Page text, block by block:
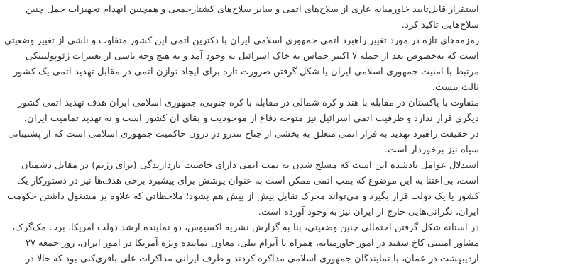
استقرار قابل‌تایید خاورمیانه عاری از سلاح‌های اتمی و سایر سلاح‌های کشتارجمعی و همچنین انهدام تجهیزات حمل چنین
سلاح‌هایی تاکید کرد.
زمزمه‌های تازه در مورد تغییر راهبرد اتمی جمهوری اسلامی ایران با دکترین اتمی این کشور متفاوت و ناشی از تغییر وضعیتی
است که به‌خصوص بعد از حمله ۷ اکتبر حماس به خاک اسرائیل به وجود آمد و به هیچ وجه ناشی از تغییرات ژئوپولیتیکی
مرتبط با امنیت جمهوری اسلامی ایران یا شکل گرفتن ضرورت تازه برای ایجاد توازن اتمی در مقابل تهدید اتمی یک کشور
ثالث نیست.
متفاوت با پاکستان در مقابله با هند و کره شمالی در مقابله با کره جنوبی، جمهوری اسلامی ایران هدف تهدید اتمی کشور
دیگری قرار ندارد و ظرفیت اتمی اسرائیل نیز متوجه دفاع از موجودیت و بقای آن کشور است و نه تهدید تمامیت ایران.
در حقیقت راهبرد تهدید به فرار اتمی متعلق به بخشی از جناح تندرو در درون حاکمیت جمهوری اسلامی است که از پشتیبانی
سپاه نیز برخوردار است.
استدلال عوامل یادشده این است که مسلح شدن به بمب اتمی دارای خاصیت بازدارندگی (برای رژیم) در مقابل دشمنان
است، بی‌اعتنا به این موضوع که بمب اتمی ممکن است به‌ عنوان پوشش برای پیشبرد برخی هدف‌ها نیز در دستورکار یک
کشور یا یک دولت قرار بگیرد و می‌تواند محرک تقابل بیش از پیش هم بشود؛ ملاحظاتی که علاوه بر مشغول داشتن حکومت
ایران، نگرانی‌هایی خارج از ایران نیز به وجود آورده است.
در آستانه شکل گرفتن احتمالی چنین وضعیتی، بنا به گزارش نشریه اکسیوس، دو نماینده ارشد دولت آمریکا، برت مک‌گرک،
مشاور امنیتی کاخ سفید در امور خاورمیانه، همراه با آبرام بیلی، معاون نماینده ویژه آمریکا در امور ایران، روز جمعه ۲۷
اردیبهشت در عمان، با نمایندگان جمهوری اسلامی مذاکره کردند و طرف ایرانی مذاکرات علی باقری‌کنی بود که حالا در